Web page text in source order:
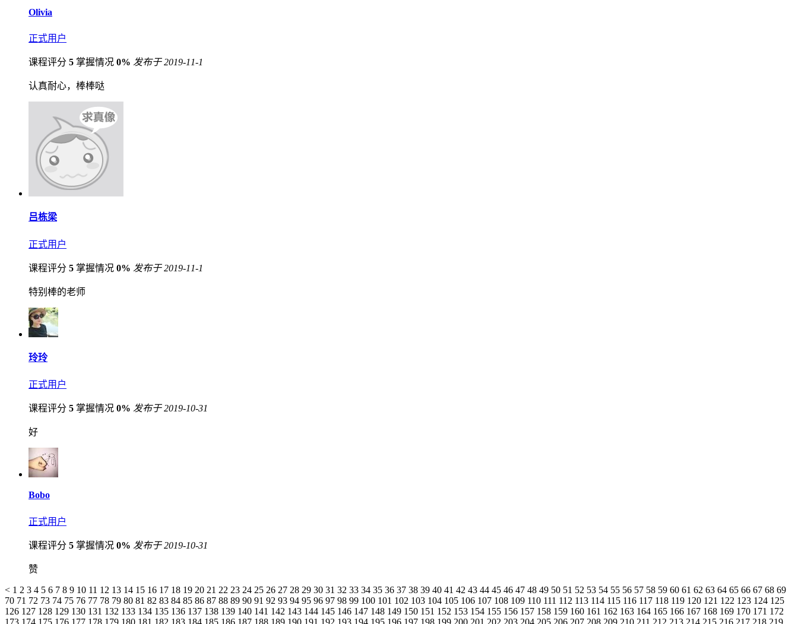
Olivia
正式用户
课程评分 5 掌握情况 0% 发布于 2019-11-1
认真耐心，棒棒哒
吕栋梁
正式用户
课程评分 5 掌握情况 0% 发布于 2019-11-1
特别棒的老师
玲玲
正式用户
课程评分 5 掌握情况 0% 发布于 2019-10-31
好
Bobo
正式用户
课程评分 5 掌握情况 0% 发布于 2019-10-31
赞
< 1 2 3 4 5 6 7 8 9 10 11 12 13 14 15 16 17 18 19 20 21 22 23 24 25 26 27 28 29 30 31 32 33 34 35 36 37 38 39 40 41 42 43 44 45 46 47 48 49 50 51 52 53 54 55 56 57 58 59 60 61 62 63 64 65 66 67 68 69
70 71 72 73 74 75 76 77 78 79 80 81 82 83 84 85 86 87 88 89 90 91 92 93 94 95 96 97 98 99 100 101 102 103 104 105 106 107 108 109 110 111 112 113 114 115 116 117 118 119 120 121 122 123 124 125
126 127 128 129 130 131 132 133 134 135 136 137 138 139 140 141 142 143 144 145 146 147 148 149 150 151 152 153 154 155 156 157 158 159 160 161 162 163 164 165 166 167 168 169 170 171 172
173 174 175 176 177 178 179 180 181 182 183 184 185 186 187 188 189 190 191 192 193 194 195 196 197 198 199 200 201 202 203 204 205 206 207 208 209 210 211 212 213 214 215 216 217 218 219